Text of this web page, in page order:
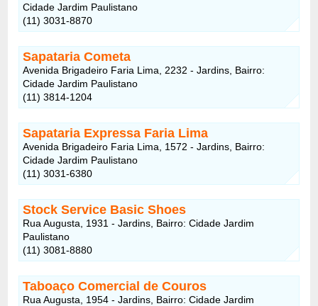
Cidade Jardim Paulistano
(11) 3031-8870
Sapataria Cometa
Avenida Brigadeiro Faria Lima, 2232 - Jardins, Bairro:
Cidade Jardim Paulistano
(11) 3814-1204
Sapataria Expressa Faria Lima
Avenida Brigadeiro Faria Lima, 1572 - Jardins, Bairro:
Cidade Jardim Paulistano
(11) 3031-6380
Stock Service Basic Shoes
Rua Augusta, 1931 - Jardins, Bairro: Cidade Jardim
Paulistano
(11) 3081-8880
Taboaço Comercial de Couros
Rua Augusta, 1954 - Jardins, Bairro: Cidade Jardim